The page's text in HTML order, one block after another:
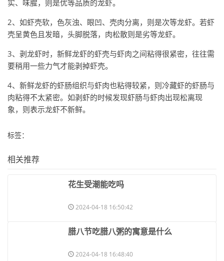
实、味腥，则是优等品质的龙虾。
2、如虾壳软，色灰浊、眼凹、壳肉分离，则是次等龙虾。若虾
壳呈黄色且发暗，头脚脱落，肉松散则是劣等龙虾。
3、剥龙虾时，新鲜龙虾的虾壳与虾肉之间粘得很紧密，往往需
要稍用一些力气才能剥掉虾壳。
4、新鲜龙虾的虾肠组织与虾肉也粘得较紧，则冷藏虾的虾肠与
肉粘得不太紧密。如剥虾的时候发现虾肠与虾肉出现松离现
象，则表示龙虾不新鲜。
标签：
相关推荐
​花生受潮能吃吗
2024-04-18 16:50:42
​腊八节吃腊八粥的寓意是什么
2024-04-18 16:48:40